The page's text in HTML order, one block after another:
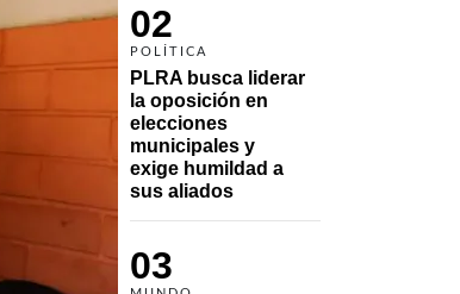
02
POLÍTICA
PLRA busca liderar
la oposición en
elecciones
municipales y
exige humildad a
sus aliados
03